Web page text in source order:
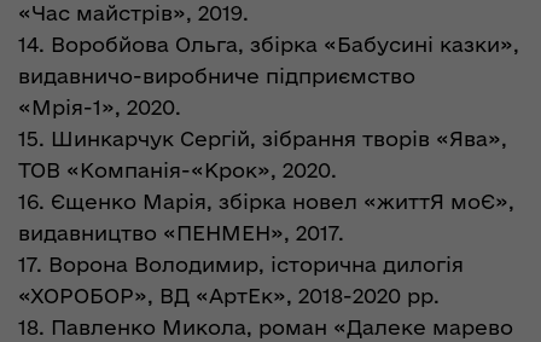
«Час майстрів», 2019.
14. Воробйова Ольга, збірка «Бабусині казки»,
видавничо-виробниче підприємство
«Мрія-1», 2020.
15. Шинкарчук Сергій, зібрання творів «Ява»,
ТОВ «Компанія-«Крок», 2020.
16. Єщенко Марія, збірка новел «життЯ моЄ»,
видавництво «ПЕНМЕН», 2017.
17. Ворона Володимир, історична дилогія
«ХОРОБОР», ВД «АртЕк», 2018-2020 рр.
18. Павленко Микола, роман «Далеке марево